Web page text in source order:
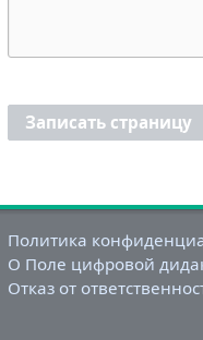
Записать страницу
Политика
О Поле цифровой
Отказ от